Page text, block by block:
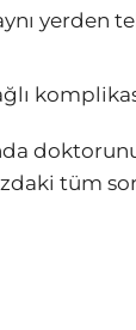
yerden
tüm